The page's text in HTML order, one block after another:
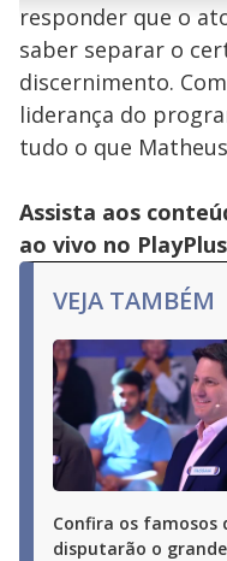
be
closed
by
the
Escape
key
or
activating
button.
responder que o
saber separar o
discernimento.
liderança do
tudo o que
Assista aos
ao vivo no
VEJA TAMBÉM
Confira os famosos
disputarão o